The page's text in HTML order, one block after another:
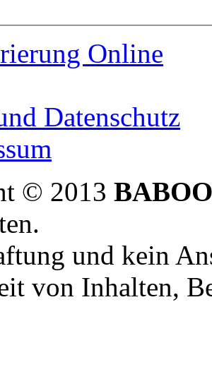
Online
Datenschutz
© 2013
und kein
von Inhalten,